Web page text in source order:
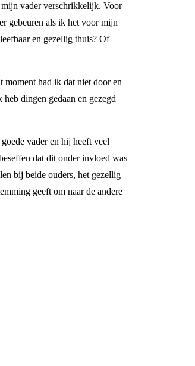
mijn vader verschrikkelijk. Voor
gebeuren als ik het voor mijn
en gezellig thuis? Of
moment had ik dat niet door en
dingen gedaan en gezegd
vader en hij heeft veel
dat dit onder invloed was
bij beide ouders, het gezellig
geeft om naar de andere